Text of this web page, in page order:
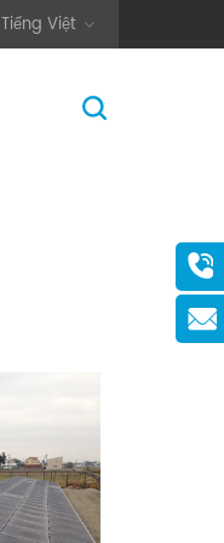
Tiếng Việt